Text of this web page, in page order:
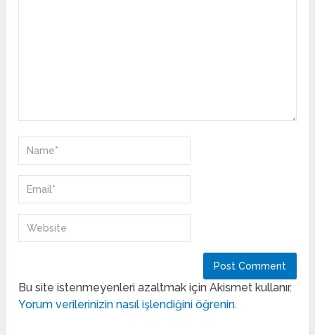
Bu site istenmeyenleri azaltmak için Akismet kullanır.
Yorum verilerinizin nasıl işlendiğini öğrenin.